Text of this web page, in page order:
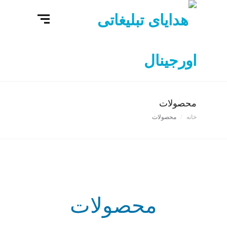
محصولات
خانه محصولات
محصولات